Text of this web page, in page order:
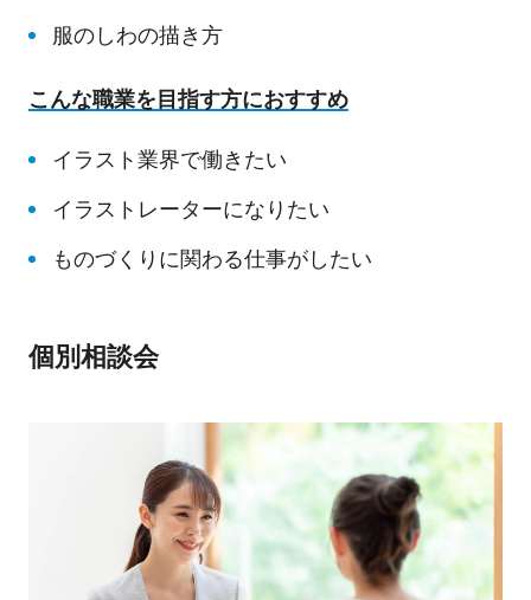
服のしわの描き方
こんな職業を目指す方におすすめ
イラスト業界で働きたい
イラストレーターになりたい
ものづくりに関わる仕事がしたい
個別相談会